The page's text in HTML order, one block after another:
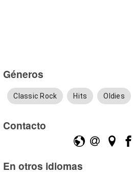
Géneros
Classic Rock Hits Oldies
Contacto
En otros idiomas